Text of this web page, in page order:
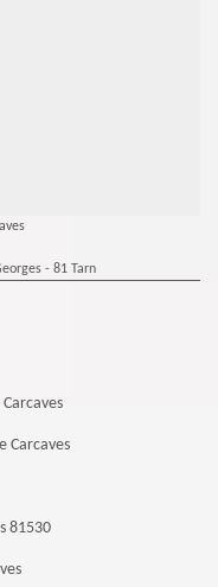
- 81 Tarn
Carcaves
81530